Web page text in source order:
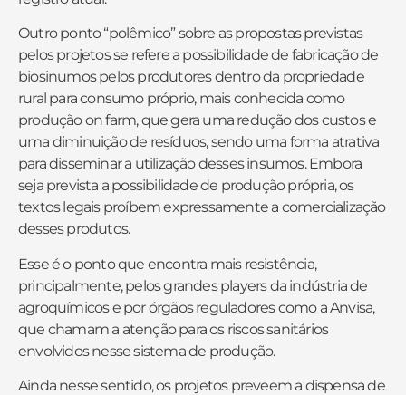
Outro ponto “polêmico” sobre as propostas previstas
pelos projetos se refere a possibilidade de fabricação de
biosinumos pelos produtores dentro da propriedade
rural para consumo próprio, mais conhecida como
produção on farm, que gera uma redução dos custos e
uma diminuição de resíduos, sendo uma forma atrativa
para disseminar a utilização desses insumos. Embora
seja prevista a possibilidade de produção própria, os
textos legais proíbem expressamente a comercialização
desses produtos.
Esse é o ponto que encontra mais resistência,
principalmente, pelos grandes players da indústria de
agroquímicos e por órgãos reguladores como a Anvisa,
que chamam a atenção para os riscos sanitários
envolvidos nesse sistema de produção.
Ainda nesse sentido, os projetos preveem a dispensa de